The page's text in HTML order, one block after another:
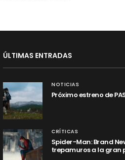
ÚLTIMAS ENTRADAS
NOTICIAS
Próximo estreno de
CRÍTICAS
Spider-Man: Brand
trepamuros a la gran